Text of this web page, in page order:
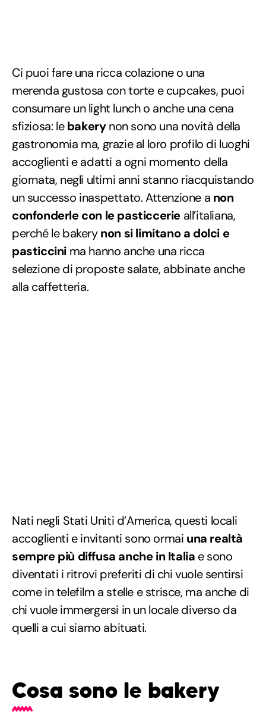
Ci puoi fare una ricca colazione o una
merenda gustosa con torte e cupcakes, puoi
consumare un light lunch o anche una cena
sfiziosa: lebakerynon sono una novità della
gastronomia ma, grazie al loro profilo di luoghi
accoglienti e adatti a ogni momento della
giornata, negli ultimi anni stanno riacquistando
un successo inaspettato. Attenzione a non
confonderle con le pasticcerie all’italiana,
perché le bakerynon si limitano a dolci e
pasticcini ma hanno anche una ricca
selezione di proposte salate, abbinate anche
alla caffetteria.
Nati negli Stati Uniti d’America, questi locali
accoglienti e invitanti sono ormai una realtà
sempre più diffusa anche in Italia e sono
diventati i ritrovi preferiti di chi vuole sentirsi
come in telefilm a stelle e strisce, ma anche di
chi vuole immergersi in un locale diverso da
quelli a cui siamo abituati.
Cosa sono le bakery